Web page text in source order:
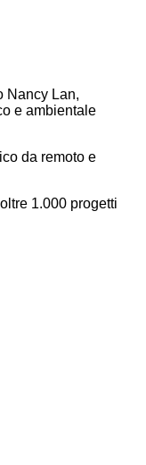
Nancy Lan,
e ambientale
da remoto e
1.000 progetti